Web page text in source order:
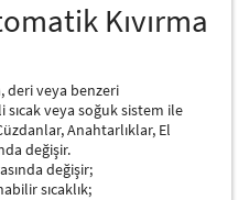
Kıvırma
deri veya benzeri
veya soğuk sistem ile
Anahtarlıklar, El
değişir.
değişir;
sıcaklık;